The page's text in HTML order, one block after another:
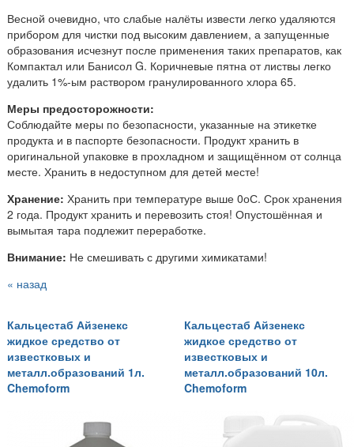
Весной очевидно, что слабые налёты извести легко удаляются
прибором для чистки под высоким давлением, а запущенные
образования исчезнут после применения таких препаратов, как
Компактал или Банисол G. Коричневые пятна от листвы легко
удалить 1%-ым раствором гранулированного хлора 65.
Меры предосторожности:
Соблюдайте меры по безопасности, указанные на этикетке
продукта и в паспорте безопасности. Продукт хранить в
оригинальной упаковке в прохладном и защищённом от солнца
месте. Хранить в недоступном для детей месте!
Хранение: Хранить при температуре выше 0оС. Срок хранения
2 года. Продукт хранить и перевозить стоя! Опустошённая и
вымытая тара подлежит переработке.
Внимание: Не смешивать с другими химикатами!
« назад
Кальцестаб Айзенекс
жидкое средство от
известковых и
металл.образований 1л.
Chemoform
Кальцестаб Айзенекс
жидкое средство от
известковых и
металл.образований 10л.
Chemoform